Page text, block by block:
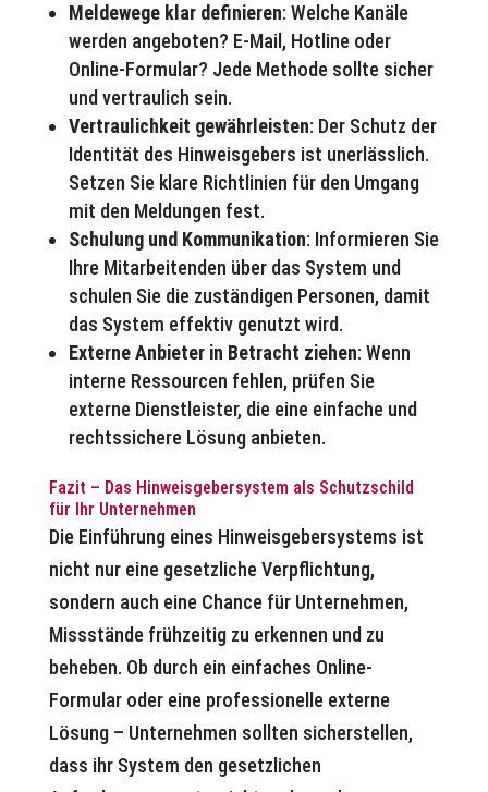
Meldewege klar definieren: Welche Kanäle
werden angeboten? E-Mail, Hotline oder
Online-Formular? Jede Methode sollte sicher
und vertraulich sein.
Vertraulichkeit gewährleisten: Der Schutz der
Identität des Hinweisgebers ist unerlässlich.
Setzen Sie klare Richtlinien für den Umgang
mit den Meldungen fest.
Schulung und Kommunikation: Informieren Sie
Ihre Mitarbeitenden über das System und
schulen Sie die zuständigen Personen, damit
das System effektiv genutzt wird.
Externe Anbieter in Betracht ziehen: Wenn
interne Ressourcen fehlen, prüfen Sie
externe Dienstleister, die eine einfache und
rechtssichere Lösung anbieten.
Fazit – Das Hinweisgebersystem als Schutzschild
für Ihr Unternehmen
Die Einführung eines Hinweisgebersystems ist
nicht nur eine gesetzliche Verpflichtung,
sondern auch eine Chance für Unternehmen,
Missstände frühzeitig zu erkennen und zu
beheben. Ob durch ein einfaches Online-
Formular oder eine professionelle externe
Lösung – Unternehmen sollten sicherstellen,
dass ihr System den gesetzlichen